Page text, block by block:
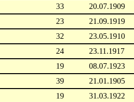
33 20.07.1909
23 21.09.1919
32 23.05.1910
24 23.11.1917
19 08.07.1923
39 21.01.1905
19 31.03.1922